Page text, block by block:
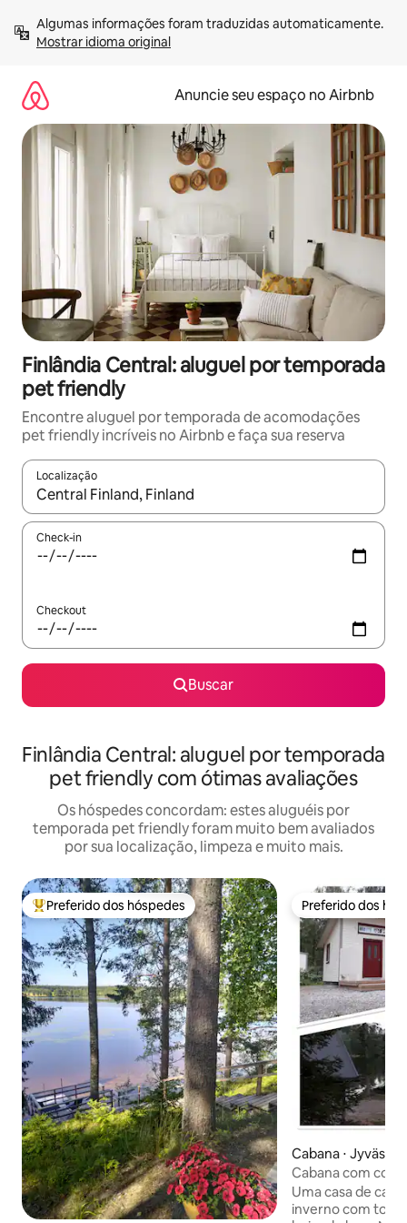
para
Mostrar idioma original
Anuncie seu espaço no Airbnb
Finlândia Central: aluguel por temporada
pet friendly
Encontre aluguel por temporada de acomodações
pet friendly incríveis no Airbnb e faça sua reserva
Localização
Quando os resultados estiverem disponíveis, explore-os
Check-in
Checkout
Buscar
Finlândia Central: aluguel por temporada
pet friendly com ótimas avaliações
Os hóspedes concordam: estes aluguéis por
temporada pet friendly foram muito bem avaliados
por sua localização, limpeza e muito mais.
Entre os melhores preferidos dos hóspedes
Preferido dos hóspedes Preferido dos
Preferido dos
Cabana ⋅
Cabana com
do lago
Uma casa de
inverno com